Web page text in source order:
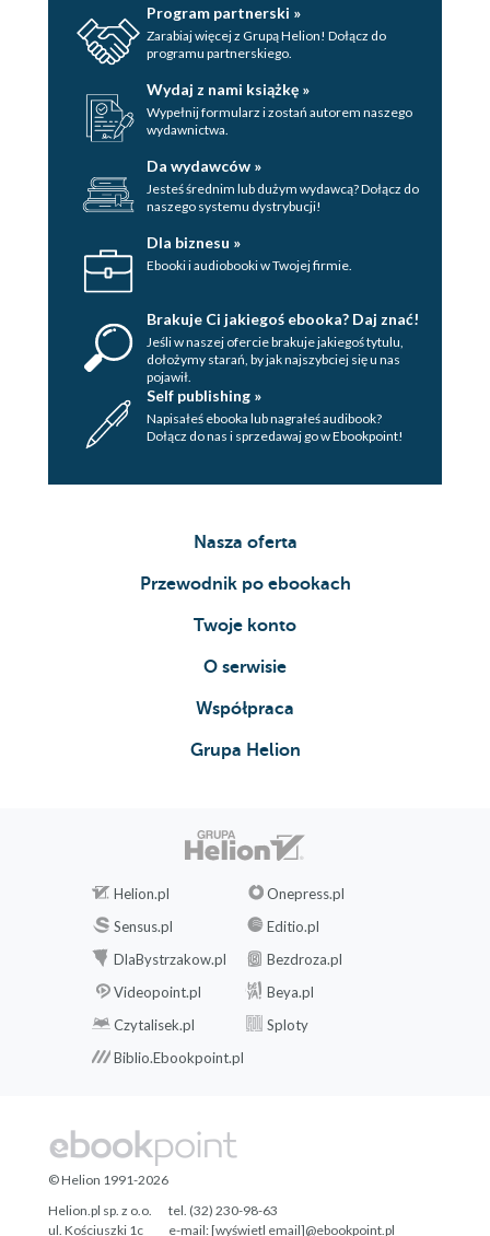
Program partnerski »
Zarabiaj więcej z Grupą Helion! Dołącz do
programu partnerskiego.
Wydaj z nami książkę »
Wypełnij formularz i zostań autorem naszego
wydawnictwa.
Da wydawców »
Jesteś średnim lub dużym wydawcą? Dołącz do
naszego systemu dystrybucji!
Dla biznesu »
Ebooki i audiobooki w Twojej firmie.
Brakuje Ci jakiegoś ebooka? Daj znać!
Jeśli w naszej ofercie brakuje jakiegoś tytulu,
dołożymy starań, by jak najszybciej się u nas
pojawił.
Self publishing »
Napisałeś ebooka lub nagrałeś audibook?
Dołącz do nas i sprzedawaj go w Ebookpoint!
Nasza oferta
Przewodnik po ebookach
Twoje konto
O serwisie
Współpraca
Grupa Helion
Helion.pl
Onepress.pl
Sensus.pl
Editio.pl
DlaBystrzakow.pl
Bezdroza.pl
Videopoint.pl
Beya.pl
Czytalisek.pl
Sploty
Biblio.Ebookpoint.pl
© Helion 1991-2026
Helion.pl sp. z o.o.
ul. Kościuszki 1c
tel. (32) 230-98-63
e-mail:[wyświetl email]@ebookpoint.pl